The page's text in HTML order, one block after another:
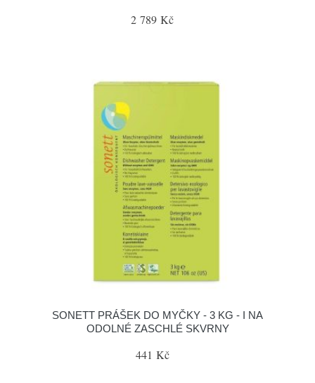
2 789 Kč
SONETT PRÁŠEK DO MYČKY - 3 KG - I NA
ODOLNÉ ZASCHLÉ SKVRNY
441 Kč